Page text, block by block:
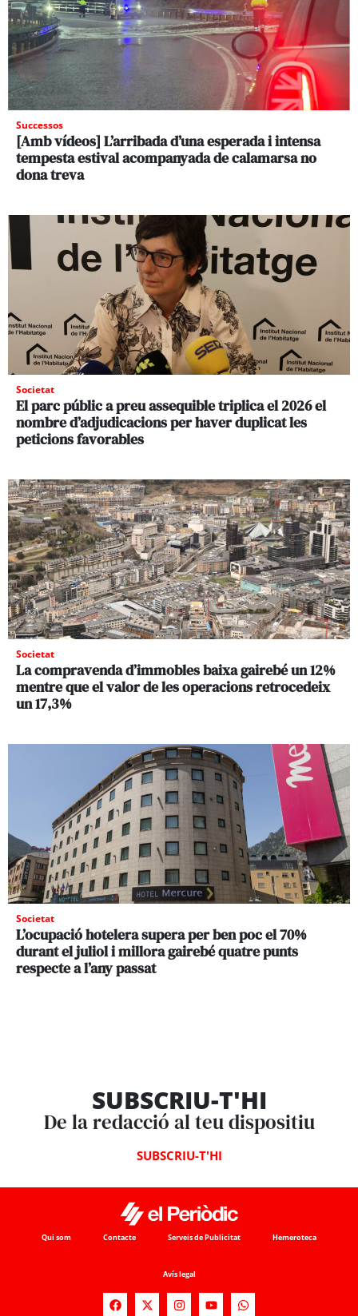
Successos
[Amb vídeos] L’arribada d’una esperada i intensa
tempesta estival acompanyada de calamarsa no
dona treva
Societat
El parc públic a preu assequible triplica el 2026 el
nombre d’adjudicacions per haver duplicat les
peticions favorables
Societat
La compravenda d’immobles baixa gairebé un 12%
mentre que el valor de les operacions retrocedeix
un 17,3%
Societat
L’ocupació hotelera supera per ben poc el 70%
durant el juliol i millora gairebé quatre punts
respecte a l’any passat
SUBSCRIU-T'HI
De la redacció al teu dispositiu
SUBSCRIU-T'HI
Qui som Contacte Serveis de Publicitat Hemeroteca
Avís legal